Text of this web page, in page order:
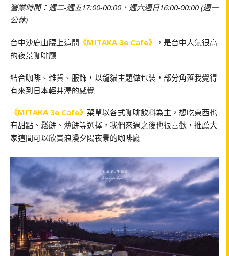
營業時間：週二-週五17:00-00:00、週六週日16:00-00:00 (週一
公休)
台中沙鹿山腰上這間 《MITAKA 3e Cafe》
，是台中人氣很高
的夜景咖啡廳
結合咖啡、雜貨、服飾，以龍貓主題做包裝，部分角落我覺得
有來到日本輕井澤的感覺
《MITAKA 3e Cafe》 菜單以各式咖啡飲料為主，想吃東西也
有甜點、鬆餅、薄餅等選擇，我們來過之後也很喜歡，推薦大
家這間可以欣賞浪漫夕陽夜景的咖啡廳